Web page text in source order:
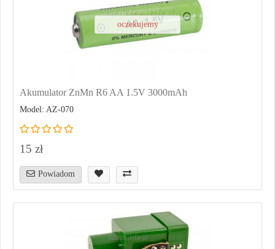
oczekujemy
Akumulator ZnMn R6 AA 1.5V 3000mAh
Model: AZ-070
15 zł
Powiadom